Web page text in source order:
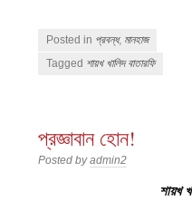
Posted in প্রবন্ধ, মানহাজ
Tagged শায়খ খালিদ বাতারফি
প্রজ্ঞাবান হোন!
Posted byadmin2
শায়খ